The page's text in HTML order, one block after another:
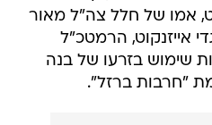
אמו של חלל צה"ל מאור
אייזנקוט, הרמטכ"ל
שימוש בזרעו של בנה
"חרבות ברזל".